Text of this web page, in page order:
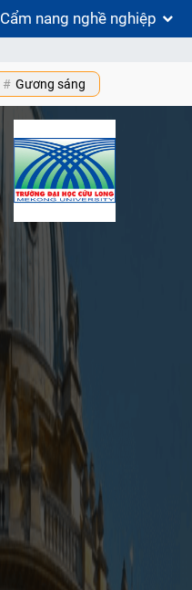
Cẩm nang nghề nghiệp
Gương sáng